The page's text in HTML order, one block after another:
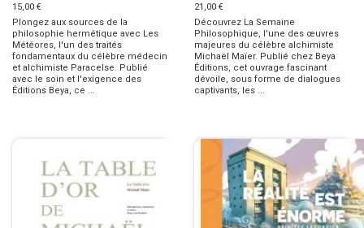
15,00 €
Plongez aux sources de la
philosophie hermétique avec Les
Météores, l'un des traités
fondamentaux du célèbre médecin
et alchimiste Paracelse. Publié
avec le soin et l'exigence des
Éditions Beya, ce ...
21,00 €
Découvrez La Semaine
Philosophique, l'une des œuvres
majeures du célèbre alchimiste
Michaël Maïer. Publié chez Beya
Éditions, cet ouvrage fascinant
dévoile, sous forme de dialogues
captivants, les ...